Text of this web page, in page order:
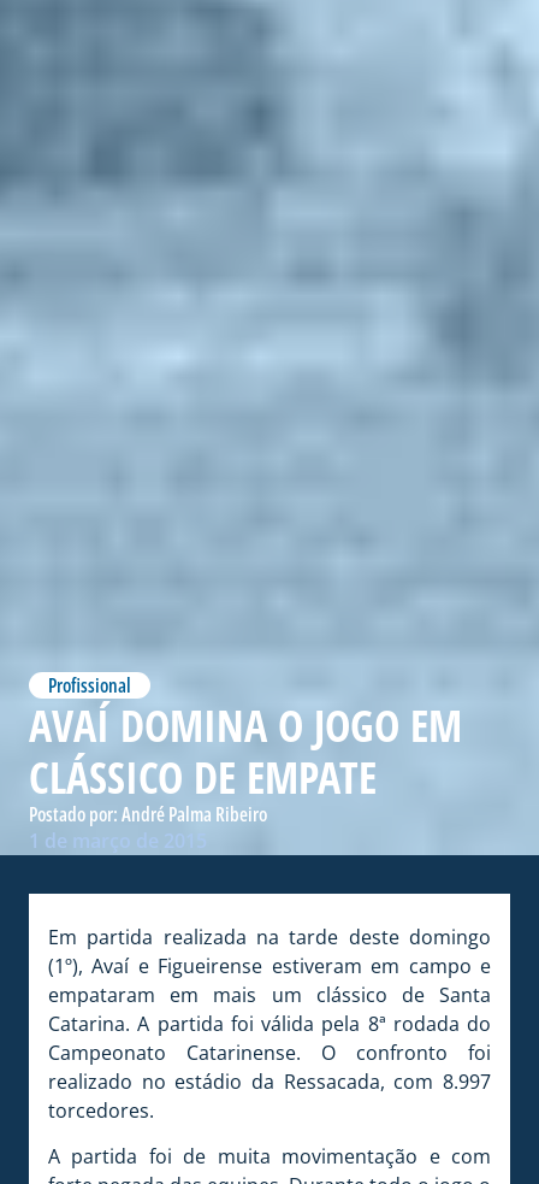
Profissional
AVAÍ DOMINA O JOGO EM
CLÁSSICO DE EMPATE
Postado por:André Palma Ribeiro
1 de março de 2015
Em partida realizada na tarde deste domingo
(1º), Avaí e Figueirense estiveram em campo e
empataram em mais um clássico de Santa
Catarina. A partida foi válida pela 8ª rodada do
Campeonato Catarinense. O confronto foi
realizado no estádio da Ressacada, com 8.997
torcedores.
A partida foi de muita movimentação e com